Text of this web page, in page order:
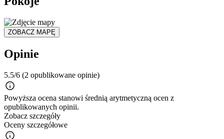
ZOBACZ MAPĘ
Opinie
5.5/6 (2 opublikowane opinie)
Powyższa ocena stanowi średnią arytmetyczną ocen z
opublikowanych opinii.
Zobacz szczegóły
Oceny szczegółowe